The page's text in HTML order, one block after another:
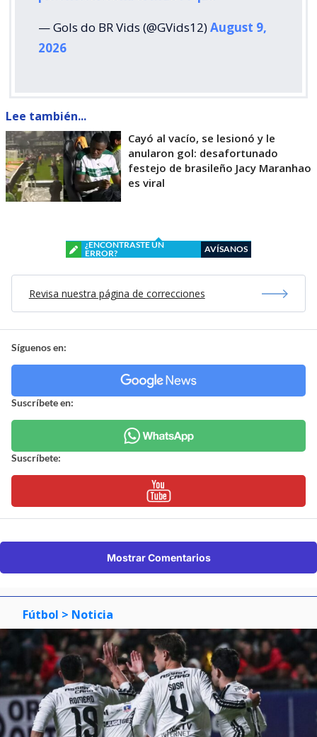
— Gols do BR Vids (@GVids12)August 9,
2026
Lee también...
Cayó al vacío, se lesionó y le
anularon gol: desafortunado
festejo de brasileño Jacy Maranhao
es viral
¿ENCONTRASTE UN
ERROR?
AVÍSANOS
Revisa nuestra página de correcciones
Síguenos en:
Suscríbete en:
Suscríbete:
Mostrar Comentarios
Fútbol > Noticia